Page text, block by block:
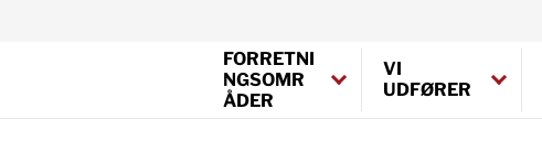
FORRETNI
NGSOMR
ÅDER
VI
UDFØRER